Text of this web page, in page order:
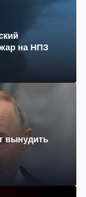
на НПЗ
вынудить